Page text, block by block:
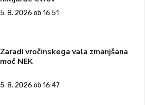
5. 8. 2026 ob 16:51
Zaradi vročinskega vala zmanjšana
moč NEK
5. 8. 2026 ob 16:47